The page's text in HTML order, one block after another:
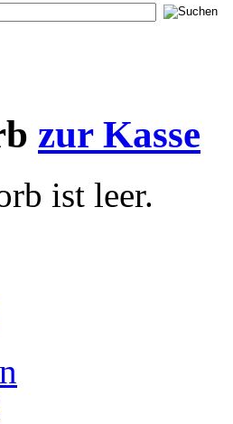
zur Kasse
ist leer.